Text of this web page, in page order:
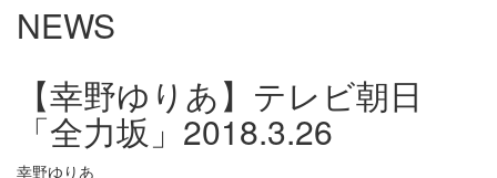
NEWS
【幸野ゆりあ】テレビ朝日
「全力坂」 2018.3.26
幸野ゆりあ